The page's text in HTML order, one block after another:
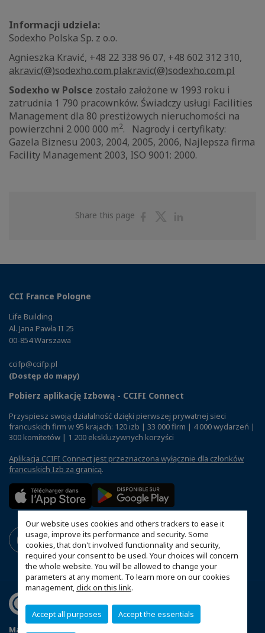
Our website uses cookies and others trackers to ease it
usage, improve its performance and security. Some
cookies, that don't involved functionnality and security,
required your consent to be used. Your choices will concern
the whole website. You will be allowed to change your
parameters at any moment. To learn more on our cookies
management,click on this link.
Accept all purposes Accept the essentials
Informacji udziela:
Sodexho Polska Sp. z o.o.
Agnieszka Kravić, +48 22 338 96 07, +48 602 312 310,
akravic(@)sodexho.com.plakravic(@)sodexho.com.pl
Sodexho w Polsce zostało założone w 1993 roku i
zatrudnia 1 790 pracownków. Świadczy usługi Facilities
Management dla 80 prestiżowych nieruchomości na
powierzchni 2 000 000 m2. Nagrody i certyfikaty:
Gazela Biznesu 2003, 2004, 2005, 2006, Najlepsza firma
Facility Management 2003, ISO 9001: 2000.
Share this page
ShareShare
CCI France Pologne
Life Building
Al. Jana Pawła II 25
00-854 Warszawa
ccifp@ccifp.pl
(Dostęp do mapy)
Pobierz aplikację Izbową - CCIFI Connect
Przyspiesz swoją działalność dzięki pierwszej prywatnej sieci
francuskich firm w 95 krajach: 120 izb | 33 000 firm | 4 000 wydarzeń |
300 komitetów | 1 200 ekskluzywnych korzyści
Aplikacja CCIFI Connect jest przeznaczona wyłącznie dla członków
francuskich Izb za granicą.
Mapa witryny